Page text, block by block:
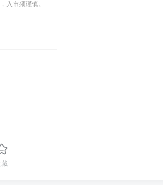
入市须谨慎。
藏